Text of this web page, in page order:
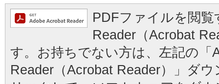
PDFファイルを閲
Reader（Acrobat
す。お持ちでない方は、左記の「
Reader（Acrobat Reader）」ダ